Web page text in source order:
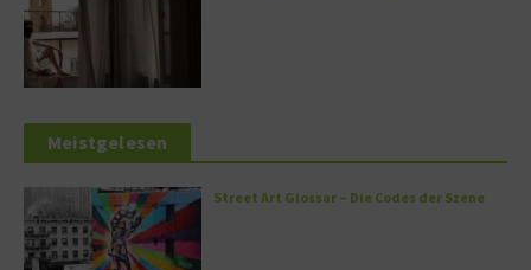
Meistgelesen
Street Art Glossar – Die Codes der Szene